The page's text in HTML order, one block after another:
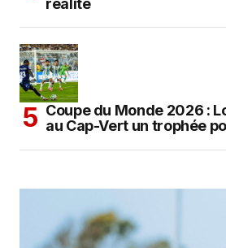
Coupe du Monde 2026 :
au Cap-Vert un trophée